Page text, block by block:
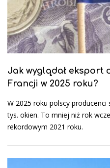
Jak wyglądał eksport
Francji w 2025 roku?
W 2025 roku polscy
tys. okien. To mniej niż rok
rekordowym 2021 roku.